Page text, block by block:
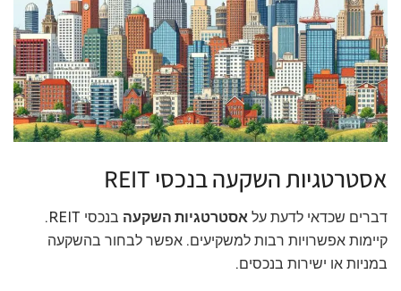
אסטרטגיות השקעה בנכסי REIT
דברים שכדאי לדעת עלאסטרטגיות השקעה
בנכסי REIT.
קיימות אפשרויות רבות למשקיעים. אפשר לבחור בהשקעה
במניות או ישירות בנכסים.